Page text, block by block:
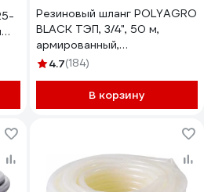
Резиновый шланг POLYAGRO
BLACK ТЭП, 3/4", 50 м,
армированный,
морозостойкий 7558150
4.7(184)
В корзину